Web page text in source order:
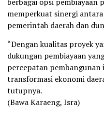
memperkuat sinergi
pemerintah daerah dan
“Dengan kualitas proyek
dukungan pembiayaan
percepatan
transformasi ekonomi
tutupnya.
(Bawa Karaeng, Isra)